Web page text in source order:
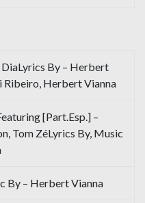
By – Herbert
Ribeiro, Herbert Vianna
[Part.Esp.] –
Tom ZéLyrics By, Music
By – Herbert Vianna